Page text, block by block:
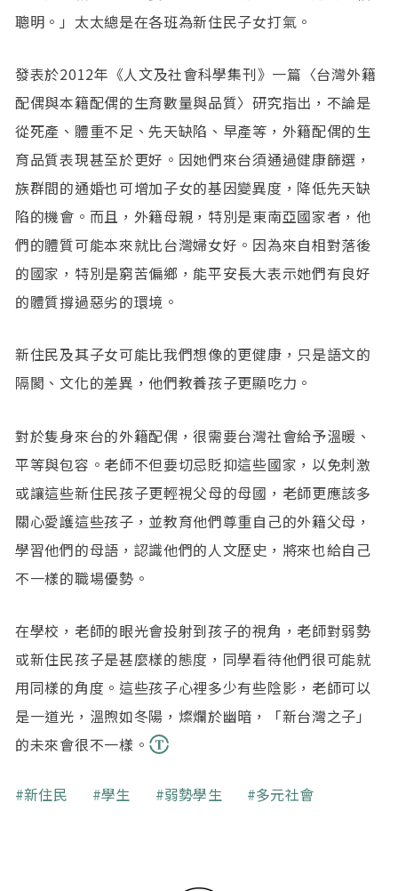
聰明。」太太總是在各班為新住民子女打氣。
發表於2012年《人文及社會科學集刊》一篇〈台灣外籍
配偶與本籍配偶的生育數量與品質〉研究指出，不論是
從死產、體重不足、先天缺陷、早產等，外籍配偶的生
育品質表現甚至於更好。因她們來台須通過健康篩選，
族群間的通婚也可增加子女的基因變異度，降低先天缺
陷的機會。而且，外籍母親，特別是東南亞國家者，他
們的體質可能本來就比台灣婦女好。因為來自相對落後
的國家，特別是窮苦偏鄉，能平安長大表示她們有良好
的體質撐過惡劣的環境。
新住民及其子女可能比我們想像的更健康，只是語文的
隔閡、文化的差異，他們教養孩子更顯吃力。
對於隻身來台的外籍配偶，很需要台灣社會給予溫暖、
平等與包容。老師不但要切忌貶抑這些國家，以免刺激
或讓這些新住民孩子更輕視父母的母國，老師更應該多
關心愛護這些孩子，並教育他們尊重自己的外籍父母，
學習他們的母語，認識他們的人文歷史，將來也給自己
不一樣的職場優勢。
在學校，老師的眼光會投射到孩子的視角，老師對弱勢
或新住民孩子是甚麼樣的態度，同學看待他們很可能就
用同樣的角度。這些孩子心裡多少有些陰影，老師可以
是一道光，溫煦如冬陽，燦爛於幽暗，「新台灣之子」
的未來會很不一樣。
關鍵字
新住民 學生 弱勢學生 多元社會